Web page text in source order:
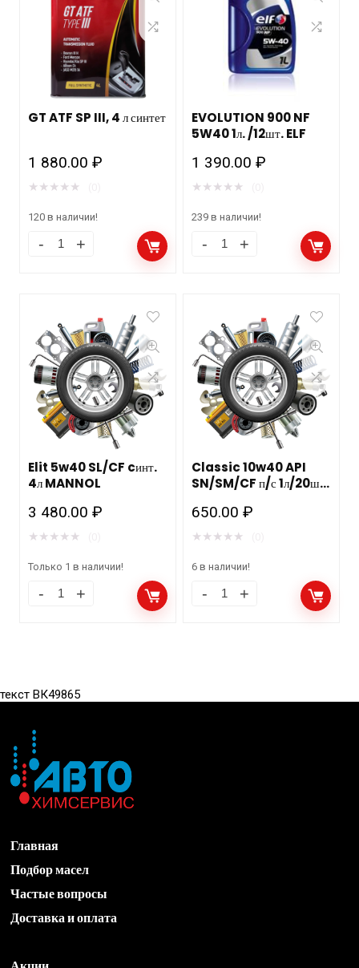
GT ATF SP III, 4 л синтет
1 880.00₽
★ ★ ★ ★ ★
120 в наличии!
EVOLUTION 900 NF
5W40 1л. /12шт. ELF
1 390.00₽
★ ★ ★ ★ ★
239 в наличии!
Elit 5w40 SL/CF cинт.
4л MANNOL
3 480.00₽
★ ★ ★ ★ ★
Только 1 в наличии!
Classic 10w40 API
SN/SM/CF п/с 1л/20шт
650.00₽
★ ★ ★ ★ ★
6 в наличии!
текст ВК49865
Главная
Подбор масел
Частые вопросы
Доставка и оплата